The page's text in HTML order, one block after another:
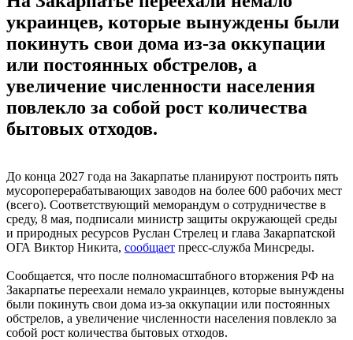
украинцев, которые вынуждены были
покинуть свои дома из-за оккупации
или постоянных обстрелов, а
увеличение численности населения
повлекло за собой рост количества
бытовых отходов.
До конца 2027 года на Закарпатье планируют построить пять
мусороперерабатывающих заводов на более 600 рабочих мест
(всего). Соответствующий меморандум о сотрудничестве в
среду, 8 мая, подписали министр защиты окружающей среды
и природных ресурсов Руслан Стрелец и глава Закарпатской
ОГА Виктор Никита, сообщает пресс-служба Минсреды.
Сообщается, что после полномасштабного вторжения РФ на
Закарпатье переехали немало украинцев, которые вынуждены
были покинуть свои дома из-за оккупации или постоянных
обстрелов, а увеличение численности населения повлекло за
собой рост количества бытовых отходов.